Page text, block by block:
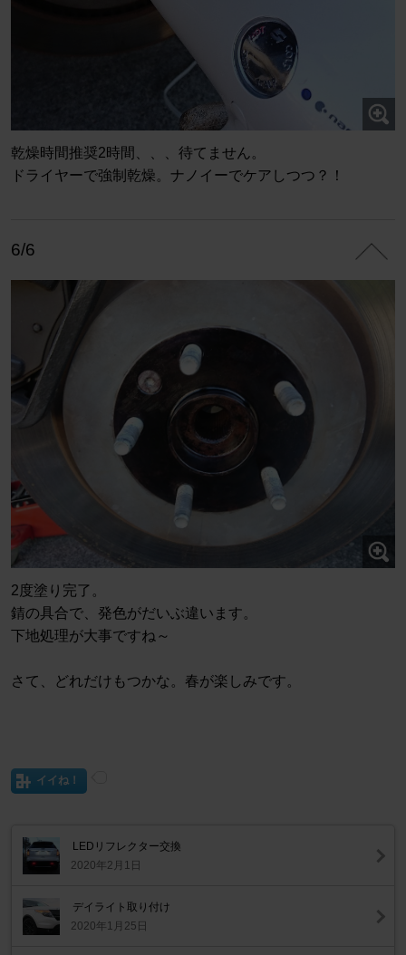
乾燥時間推奨2時間、、、待てません。
ドライヤーで強制乾燥。ナノイーでケアしつつ？！
6/6
2度塗り完了。
錆の具合で、発色がだいぶ違います。
下地処理が大事ですね～
さて、どれだけもつかな。春が楽しみです。
イイね！
LEDリフレクター交換
2020年2月1日
デイライト取り付け
2020年1月25日